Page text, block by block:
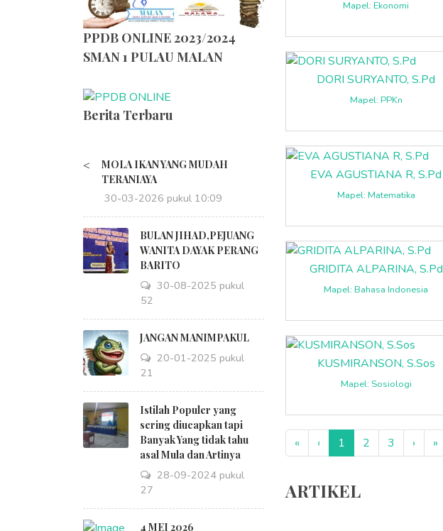
PPDB ONLINE 2023/2024
SMAN 1 PULAU MALAN
Berita Terbaru
<
MOLA IKAN YANG MUDAH
TERANIAYA
30-03-2026 pukul 10:09
BULAN JIHAD,PEJUANG
WANITA DAYAK PERANG
BARITO
30-08-2025 pukul
18:52
JANGAN MANIMPAKUL
20-01-2025 pukul
09:21
Istilah Populer yang
sering diucapkan tapi
Banyak Yang tidak tahu
asal Mula dan Artinya
28-09-2024 pukul
14:27
4 MEI 2026
Mapel: Ekonomi
DORI SURYANTO, S.Pd
Mapel: PPKn
EVA AGUSTIANA R, S.Pd
Mapel: Matematika
GRIDITA ALPARINA, S.Pd
Mapel: Bahasa Indonesia
KUSMIRANSON, S.Sos
Mapel: Sosiologi
« ‹ 1 2 3 › »
ARTIKEL